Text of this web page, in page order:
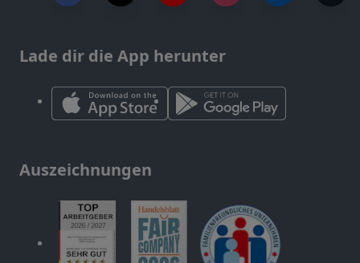
Lade dir die App herunter
Auszeichnungen